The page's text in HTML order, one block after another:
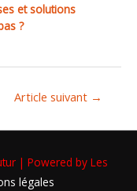
et solutions
?
Article suivant →
| Powered by Les
légales